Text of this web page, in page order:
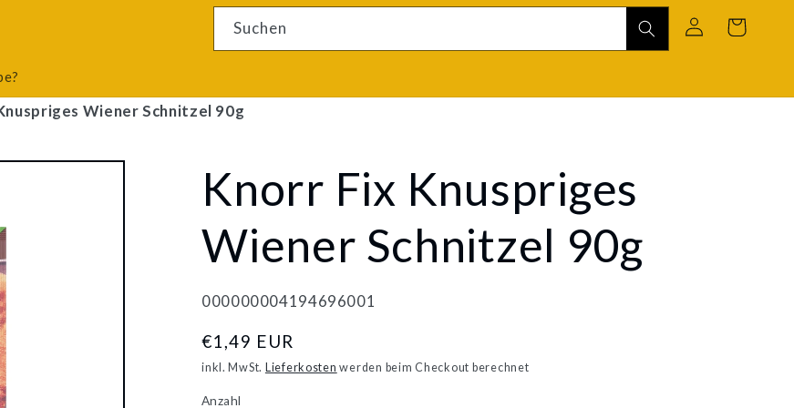
Suchen
4 Ergebnisse
EinloggenWarenkorb
Wiener Schnitzel 90g
Knorr Fix Knuspriges
Wiener Schnitzel 90g
000000004194696001
Normaler
Preis
€1,49 EUR
inkl. MwSt. Lieferkosten werden beim Checkout berechnet
Anzahl